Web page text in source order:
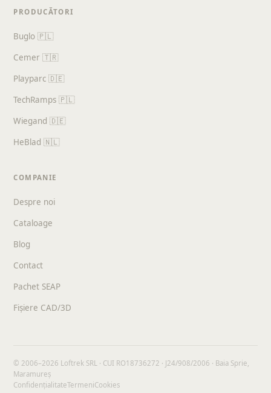
PRODUCĂTORI
Buglo 🇵🇱
Cemer 🇹🇷
Playparc 🇩🇪
TechRamps 🇵🇱
Wiegand 🇩🇪
HeBlad 🇳🇱
COMPANIE
Despre noi
Cataloage
Blog
Contact
Pachet SEAP
Fișiere CAD/3D
© 2006–2026 Loftrek SRL · CUI RO18736272 · J24/908/2006 · Baia Sprie,
Maramureș
ConfidențialitateTermeniCookies